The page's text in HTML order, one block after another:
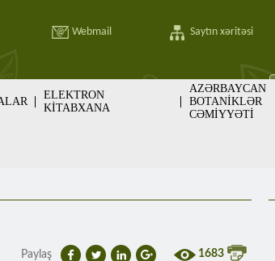
Webmail Saytın xəritəsi
ELEKTRON
KİTABXANA
AZƏRBAYCAN
BOTANİKLƏR
CƏMİYYƏTİ
Paylaş 1683